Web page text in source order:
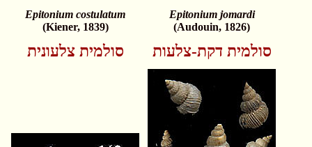
Epitonium costulatum
(Kiener, 1839)
Epitonium jomardi
(Audouin, 1826)
סולמית צלעונית סולמית דקת-צלעות